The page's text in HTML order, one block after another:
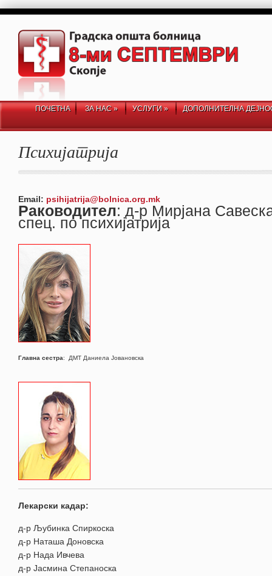
ПОЧЕТНА ЗА НАС» УСЛУГИ» ДОПОЛНИТЕЛНА
Психијатрија
Email: psihijatrija@bolnica.org.mk
Раководител: д-р Мирјана
спец. по психијатрија
Главна сестра: ДМТ Даниела Јовановска
Лекарски кадар:
д-р Љубинка Спиркоска
д-р Наташа Доновска
д-р Нада Ивчева
д-р Јасмина Степаноска